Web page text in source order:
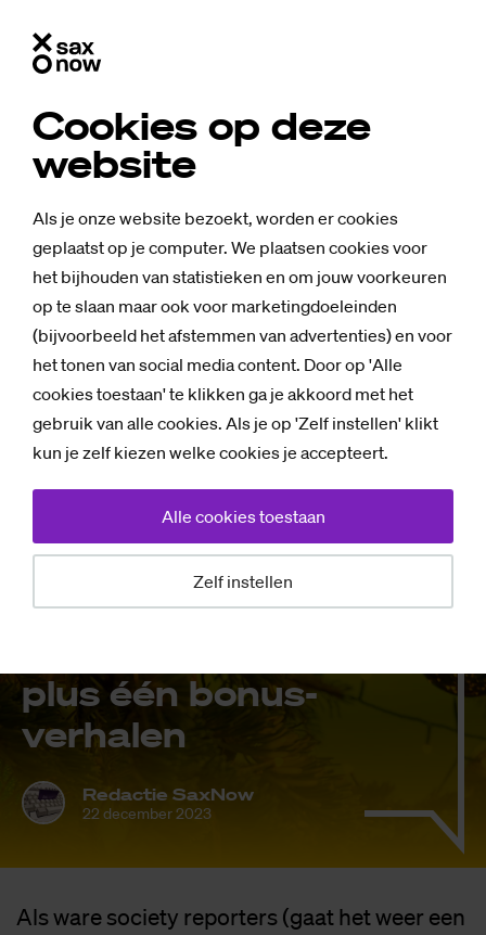
Cookies op deze
website
Als je onze website bezoekt, worden er cookies
geplaatst op je computer. We plaatsen cookies voor
het bijhouden van statistieken en om jouw voorkeuren
op te slaan maar ook voor marketingdoeleinden
(bijvoorbeeld het afstemmen van advertenties) en voor
het tonen van social media content. Door op 'Alle
cookies toestaan' te klikken ga je akkoord met het
gebruik van alle cookies. Als je op 'Zelf instellen' klikt
kun je zelf kiezen welke cookies je accepteert.
Zelf instellen
Alle cookies toestaan
Achtergrond
Te­rug­blik: Dit
plus één bo­nus­
ver­ha­len
Redactie SaxNow
22 december 2023
Als ware society reporters (gaat het weer een